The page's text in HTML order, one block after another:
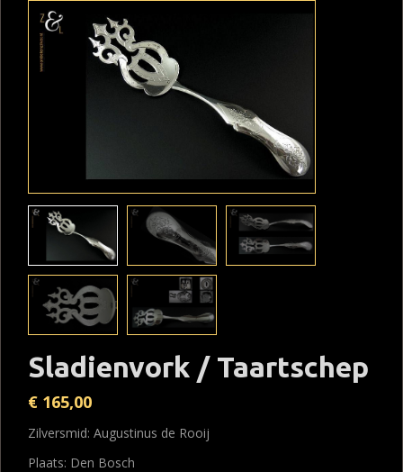
Sladienvork / Taartschep
€ 165,00
Zilversmid: Augustinus de Rooij
Plaats: Den Bosch